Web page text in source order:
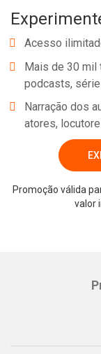
Acesso
Mais de 30 mil
podcasts,
Narração dos
atores,
Promoção válida
valor